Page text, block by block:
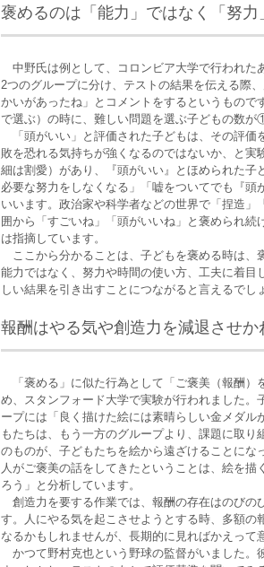
褒めるのは「能力」ではなく「努力
中野氏は例として、コロンビア大学で行われた
2つのグループに分け、テストの結果を伝える
かいがあったね」とコメントをするというもの
で選ぶ）の時に、難しい問題を選ぶ子どもの数
「頭がいい」と評価された子どもは、その評価
敗を恐れる気持ちが強くなるのではないか、と
細は割愛）があり、『頭がいい』とほめられた子
必要な努力をしなくなる」「嘘をついてでも『
いいます。政治家や科学者などの世界で「捏造
囲から「すごいね」「頭がいいね」と褒められ
は指摘しています。
ここから分かることは、子どもを褒める時は、
能力ではなく、努力や時間の使い方、工夫に着目
しい結果を引き出すことにつながると言えるでし
報酬はやる気や創造力を減退させか
「褒める」に似た行為として「ご褒美（報酬）
め、スタンフォード大学で実験が行われました
ープには「良く描けた絵には素晴らしい金メダ
もたちは、もう一方のグループより、課題に取
のものが、子どもたちを絵から遠ざけることに
人がご褒美の話をしてきたということは、絵を
ろう」と分析しています。
創造力を要する作業では、報酬の存在はのびの
す。人にやる気を起こさせようとする時、多額
なるかもしれませんが、長期的に見ればかえって
かつて野村克也という野球の監督がいました。